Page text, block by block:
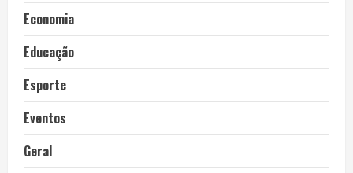
Economia
Educação
Esporte
Eventos
Geral